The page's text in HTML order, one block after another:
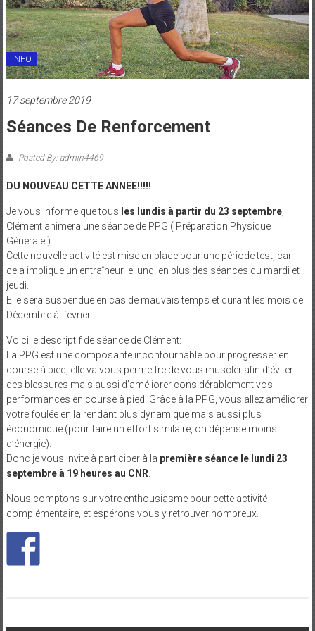
INFO
17 septembre 2019
Séances De Renforcement
Posted By: admin4469
DU NOUVEAU CETTE ANNEE!!!!!
Je vous informe que tous les lundis à partir du 23 septembre,
Clément animera une séance de PPG ( Préparation Physique
Générale ).
Cette nouvelle activité est mise en place pour une période test, car
cela implique un entraîneur le lundi en plus des séances du mardi et
jeudi.
Elle sera suspendue en cas de mauvais temps et durant les mois de
Décembre à février.
Voici le descriptif de séance de Clément:
La PPG est une composante incontournable pour progresser en
course à pied, elle va vous permettre de vous muscler afin d’éviter
des blessures mais aussi d’améliorer considérablement vos
performances en course à pied. Grâce à la PPG, vous allez améliorer
votre foulée en la rendant plus dynamique mais aussi plus
économique (pour faire un effort similaire, on dépense moins
d’énergie).
Donc je vous invite à participer à la première séance le lundi 23
septembre à 19 heures au CNR.
Nous comptons sur votre enthousiasme pour cette activité
complémentaire, et espérons vous y retrouver nombreux.